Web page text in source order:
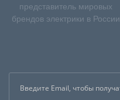
представитель мировых
брендов электрики в России